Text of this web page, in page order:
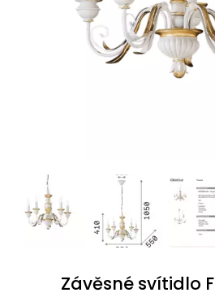
Závěsné svítidlo